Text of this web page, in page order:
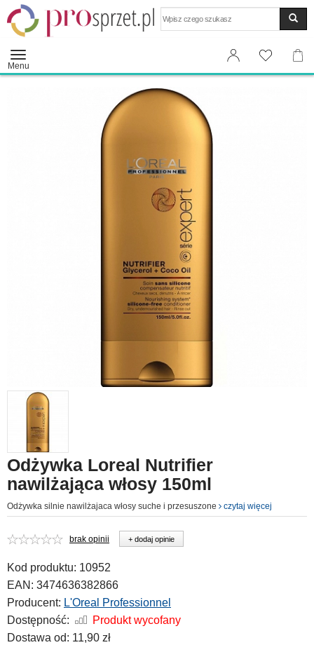
Menu
Odżywka Loreal Nutrifier
nawilżająca włosy 150ml
Odżywka silnie nawilżajaca włosy suche i przesuszone czytaj więcej
brak opinii + dodaj opinie
Kod produktu: 10952
EAN: 3474636382866
Producent: L'Oreal Professionnel
Dostępność:
Produkt wycofany
Dostawa od: 11,90 zł